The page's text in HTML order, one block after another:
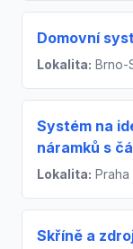
Domovní
Lokalita: Brno-
Systém na
náramků s
Lokalita:
Skříně a